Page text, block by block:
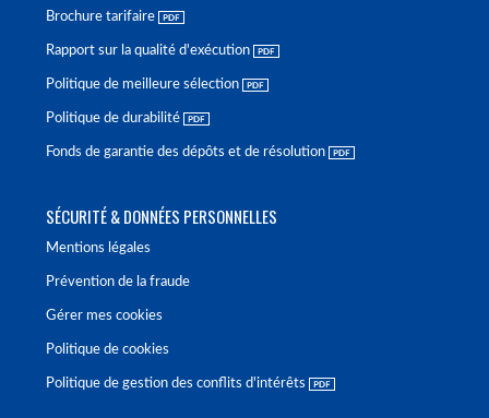
Brochure tarifaire
Rapport sur la qualité d'exécution
Politique de meilleure sélection
Politique de durabilité
Fonds de garantie des dépôts et de résolution
SÉCURITÉ & DONNÉES PERSONNELLES
Mentions légales
Prévention de la fraude
Gérer mes cookies
Politique de cookies
Politique de gestion des conflits d'intérêts